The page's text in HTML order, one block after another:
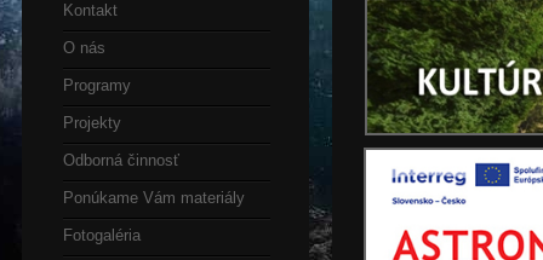
Kontakt
O nás
Programy
Projekty
Odborná činnosť
Ponúkame Vám materiály
Fotogaléria